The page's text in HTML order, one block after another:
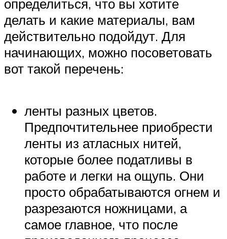
определиться, что вы хотите
делать и какие материалы, вам
действительно подойдут. Для
начинающих, можно посоветовать
вот такой перечень:
ленты разных цветов.
Предпочтительнее приобрести
ленты из атласных нитей,
которые более податливы в
работе и легки на ощупь. Они
просто обрабатываются огнем и
разрезаются ножницами, а
самое главное, что после